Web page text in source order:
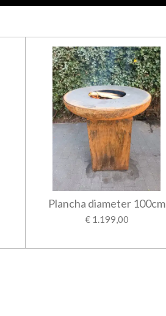
Plancha diameter 100cm
€ 1.199,00